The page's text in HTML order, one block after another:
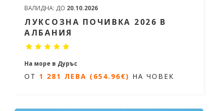
ВАЛИДНА: ДО 20.10.2026
ЛУКСОЗНА ПОЧИВКА 2026 В
АЛБАНИЯ
На море в Дуръс
7 нощувки/ 8 дни
ОТ 1 281 ЛЕВА (654.96€) НА ЧОВЕК